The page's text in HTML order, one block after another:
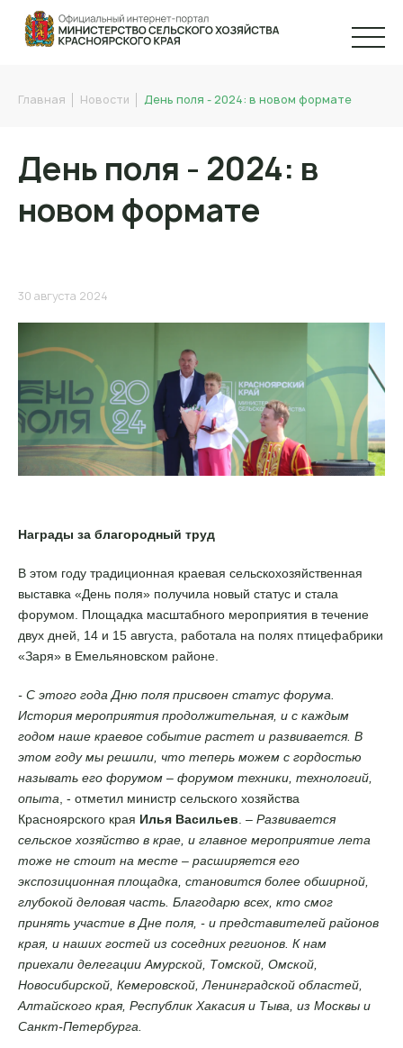
Главная Новости День поля - 2024: в новом формате
День поля - 2024: в
новом формате
30 августа 2024
Награды за благородный труд
В этом году традиционная краевая сельскохозяйственная
выставка «День поля» получила новый статус и стала
форумом. Площадка масштабного мероприятия в течение
двух дней, 14 и 15 августа, работала на полях птицефабрики
«Заря» в Емельяновском районе.
- С этого года Дню поля присвоен статус форума.
История мероприятия продолжительная, и с каждым
годом наше краевое событие растет и развивается. В
этом году мы решили, что теперь можем с гордостью
называть его форумом – форумом техники, технологий,
опыта , - отметил министр сельского хозяйства
Красноярского края Илья Васильев . – Развивается
сельское хозяйство в крае, и главное мероприятие лета
тоже не стоит на месте – расширяется его
экспозиционная площадка, становится более обширной,
глубокой деловая часть. Благодарю всех, кто смог
принять участие в Дне поля, - и представителей районов
края, и наших гостей из соседних регионов. К нам
приехали делегации Амурской, Томской, Омской,
Новосибирской, Кемеровской, Ленинградской областей,
Алтайского края, Республик Хакасия и Тыва, из Москвы и
Санкт-Петербурга.